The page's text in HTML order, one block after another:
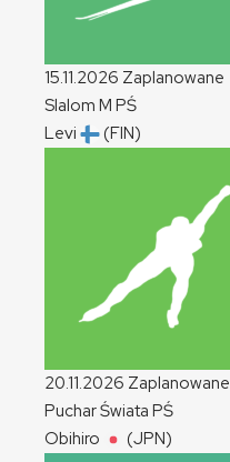
15.11.2026 Zaplanowane
Slalom M PŚ
Levi
(FIN)
20.11.2026 Zaplanowane
Puchar Świata PŚ
Obihiro
(JPN)